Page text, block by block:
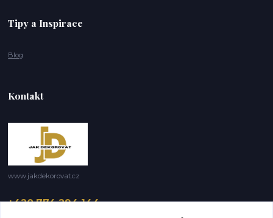
Tipy a Inspirace
Blog
Kontakt
www.jakdekorovat.cz
+420 774 294 144